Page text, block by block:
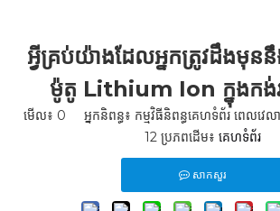
អ្វី​គ្រប់​យ៉ាង​ដែល​អ្នក​ត្រូវ​ដឹង​មុន​
ម៉ូតូ Lithium Ion ក្នុង​កង់​
មើល៖ 0 អ្នកនិពន្ធ៖ កម្មវិធីនិពន្ធគេហទំព័រ ពេលវេ
12 ប្រភពដើម៖ គេហទំព័រ
សាកសួរ